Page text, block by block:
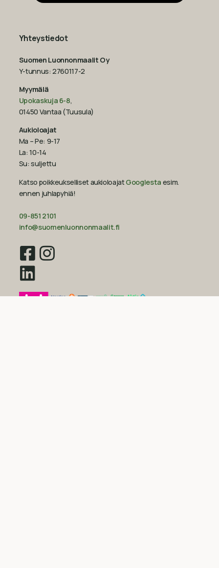
Yhteystiedot
Suomen Luonnonmaalit Oy
Y-tunnus: 2760117-2
Myymälä
Upokaskuja 6-8,
01450 Vantaa (Tuusula)
Aukioloajat
Ma – Pe: 9-17
La: 10-14
Su: suljettu
Katso poikkeukselliset aukioloajatGooglesta esim.
ennen juhlapyhiä!‍
09-851 2101
info@suomenluonnonmaalit.fi